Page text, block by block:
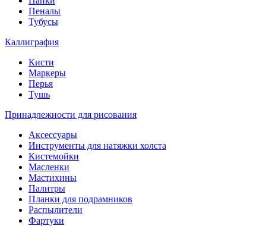
Пеналы
Тубусы
Каллиграфия
Кисти
Маркеры
Перья
Тушь
Принадлежности для рисования
Аксессуары
Инструменты для натяжки холста
Кистемойки
Масленки
Мастихины
Палитры
Планки для подрамников
Распылители
Фартуки